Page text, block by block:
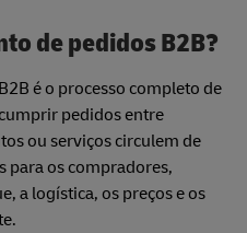
de pedidos B2B?
é o processo completo de
pedidos entre
ou serviços circulem de
para os compradores,
a logística, os preços e os